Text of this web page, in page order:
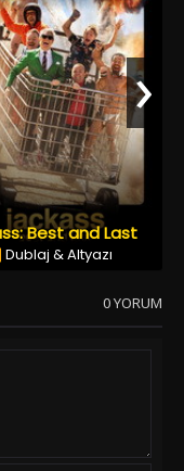
Best and Last
Dublaj & Altyazı
›
0 YORUM